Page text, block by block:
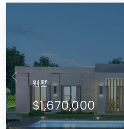
别墅
$1,670,000